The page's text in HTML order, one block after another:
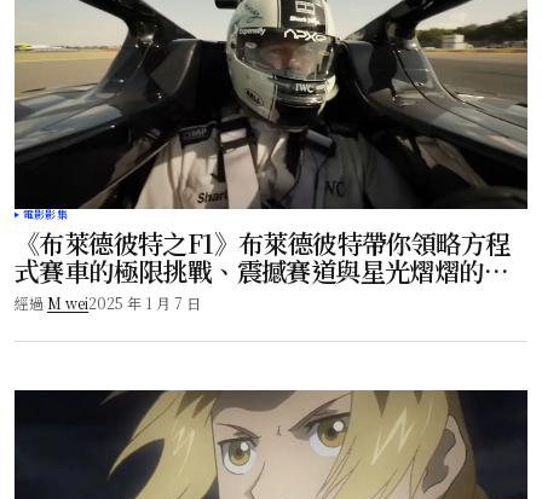
電影影集
《布萊德彼特之F1》布萊德彼特帶你領略方程
式賽車的極限挑戰、震撼賽道與星光熠熠的卡
司！
經過 M wei2025 年 1 月 7 日